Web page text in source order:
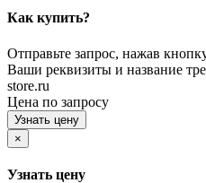
Как купить?
Отправьте запрос, нажав
Ваши реквизиты и название
store.ru
Цена по запросу
Узнать цену
×
Узнать цену